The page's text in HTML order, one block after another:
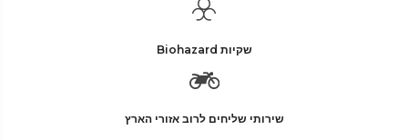
שקיות Biohazard
שירותי שליחים לרוב אזורי הארץ